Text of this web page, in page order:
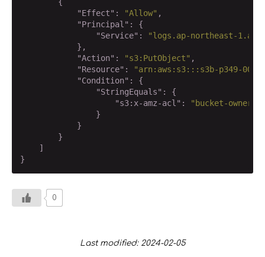
        {
"Effect" : "Allow" ,
"Principal" : {
"Service" :
"logs.ap-northeast-
            },
"Action" : "s3:PutObject" ,
"Resource" :
"arn:aws:s3:::s3b-p349-
"Condition" : {
"StringEquals" : {
"s3:x-amz-acl" :
"bucket-
                }
            }
        }
    ]
}
0
Last modified: 2024-02-05